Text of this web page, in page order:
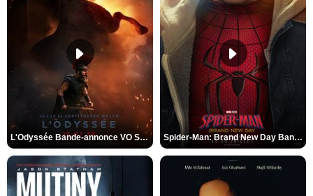
L'Odyssée Bande-annonce VO STFR Spider-Man: Brand New Day Bande-annonce VO STFR